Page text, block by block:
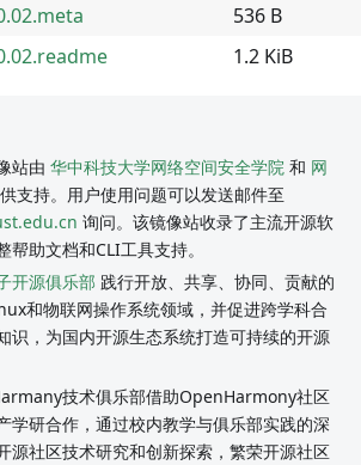
536 B
1.2 KiB
站由 华中科技大学网络空间安全学院 和 网
支持。用户使用问题可以发送邮件至
询问。该镜像站收录了主流开源软
助文档和CLI工具支持。
开源俱乐部 践行开放、共享、协同、贡献的
和物联网操作系统领域，并促进跨学科合
识，为国内开源生态系统打造可持续的开源
技术俱乐部借助OpenHarmony社区
学研合作，通过校内教学与俱乐部实践的深
源社区技术研究和创新探索，繁荣开源社区